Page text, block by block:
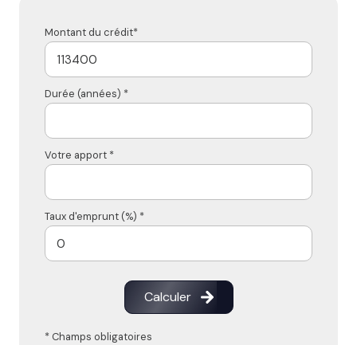
Montant du crédit*
Durée (années) *
Votre apport *
Taux d'emprunt (%) *
Calculer
* Champs obligatoires